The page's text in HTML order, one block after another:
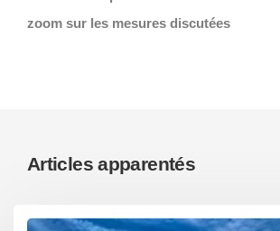
zoom sur les mesures discutées
Articles apparentés